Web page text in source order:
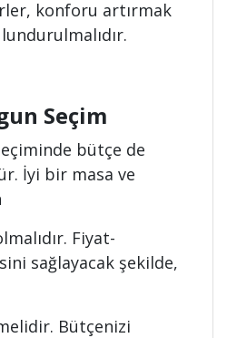
konforu artırmak
Seçim
bütçe de
İyi bir masa ve
Fiyat-
sağlayacak şekilde,
Bütçenizi